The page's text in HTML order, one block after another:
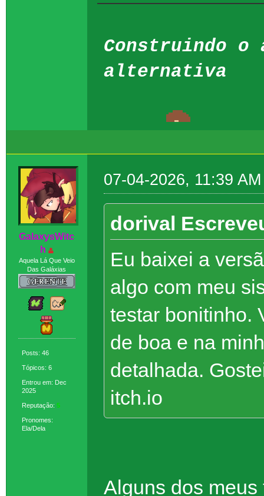
Construindo o
alternativa
GaIaxysWitc
h
Aquela Lá Que Veio
Das Galáxias
Posts: 46
Tópicos: 6
Entrou em: Dec
2025
Reputação: 5
Pronomes:
Ela/Dela
07-04-2026, 11:39 AM
dorival
Eu baixei a
algo com meu
testar bonitinho.
de boa e na
detalhada.
itch.io
Alguns dos